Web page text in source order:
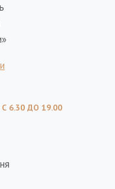
6.30 ДО 19.00